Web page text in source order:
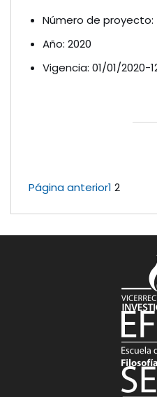
Número de
Año: 2020
Vigencia: 01/01/2020-
Página anterior1 2